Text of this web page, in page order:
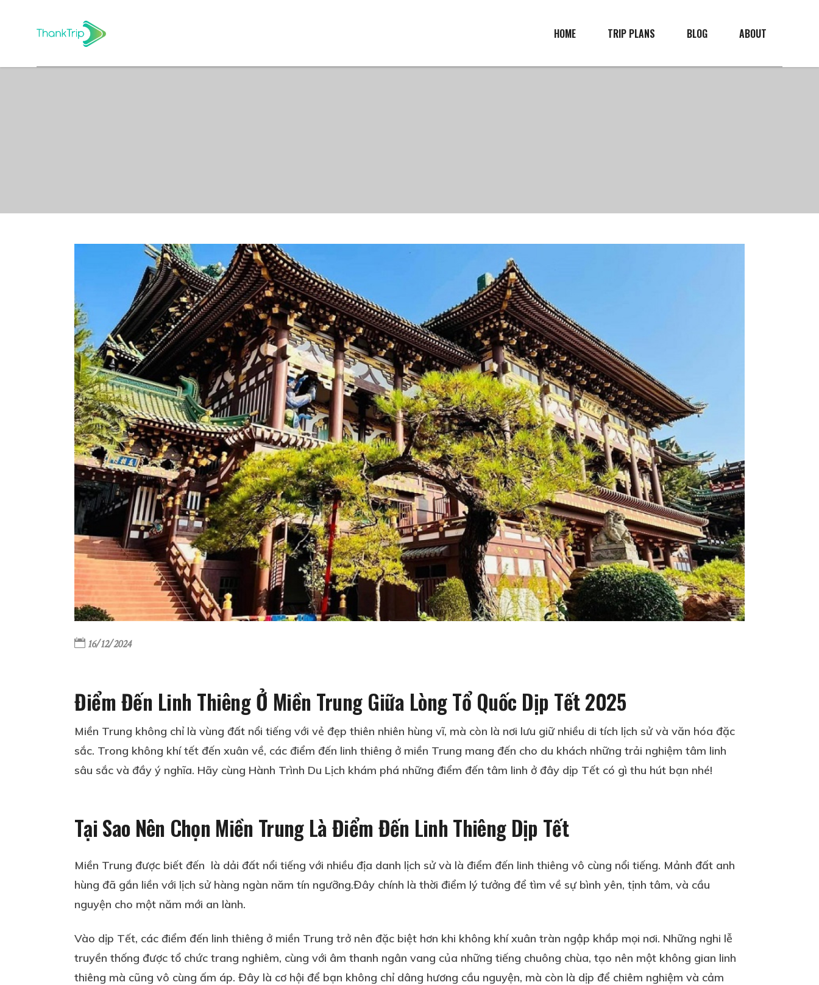
HOME TRIP PLANS BLOG ABOUT
16/12/2024
Điểm Đến Linh Thiêng Ở Miền Trung Giữa Lòng Tổ Quốc Dịp Tết 2025
Miền Trung không chỉ là vùng đất nổi tiếng với vẻ đẹp thiên nhiên hùng vĩ, mà còn là nơi lưu giữ nhiều di tích lịch sử và văn hóa đặc
sắc. Trong không khí tết đến xuân về, các điểm đến linh thiêng ở miền Trung mang đến cho du khách những trải nghiệm tâm linh
sâu sắc và đầy ý nghĩa. Hãy cùng Hành Trình Du Lịch khám phá những điểm đến tâm linh ở đây dịp Tết có gì thu hút bạn nhé!
Tại Sao Nên Chọn Miền Trung Là Điểm Đến Linh Thiêng Dịp Tết
Miền Trung được biết đến là dải đất nổi tiếng với nhiều địa danh lịch sử và là điểm đến linh thiêng vô cùng nổi tiếng. Mảnh đất anh
hùng đã gắn liền với lịch sử hàng ngàn năm tín ngưỡng.Đây chính là thời điểm lý tưởng để tìm về sự bình yên, tịnh tâm, và cầu
nguyện cho một năm mới an lành.
Vào dịp Tết, các điểm đến linh thiêng ở miền Trung trở nên đặc biệt hơn khi không khí xuân tràn ngập khắp mọi nơi. Những nghi lễ
truyền thống được tổ chức trang nghiêm, cùng với âm thanh ngân vang của những tiếng chuông chùa, tạo nên một không gian linh
thiêng mà cũng vô cùng ấm áp. Đây là cơ hội để bạn không chỉ dâng hương cầu nguyện, mà còn là dịp để chiêm nghiệm và cảm